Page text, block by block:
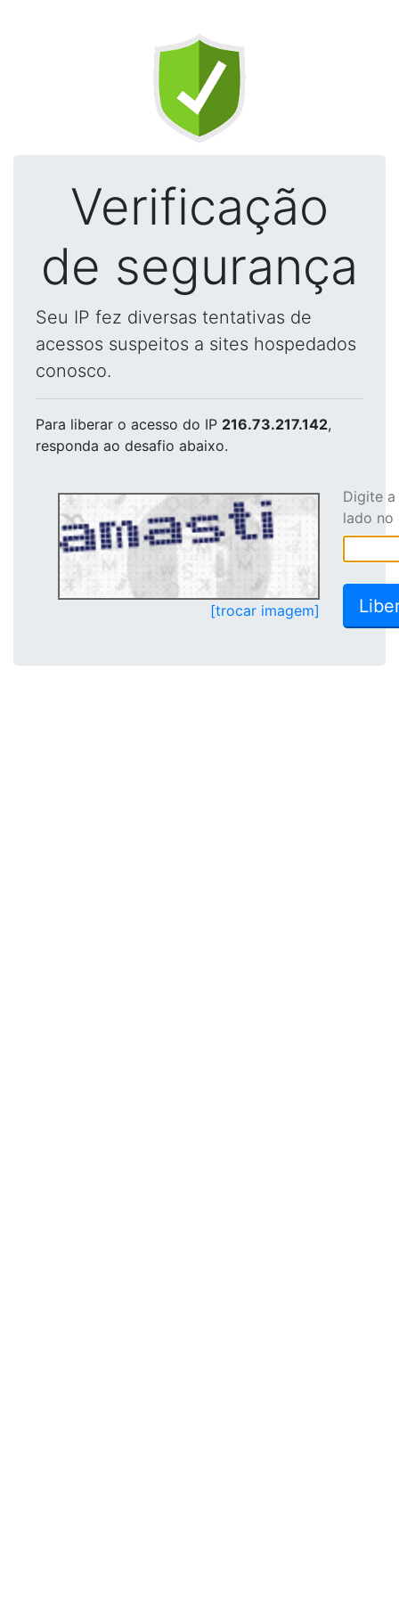
Verificação
de segurança
Seu IP fez diversas tentativas de
acessos suspeitos a sites hospedados
conosco.
Para liberar o acesso do IP 216.73.217.142,
responda ao desafio abaixo.
[trocar imagem]
Digite
lado no